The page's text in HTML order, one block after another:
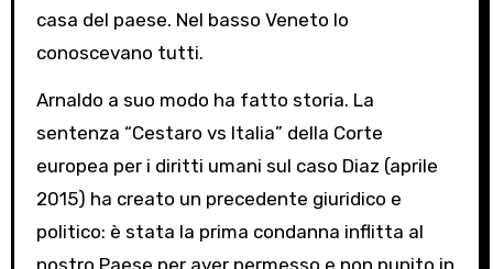
casa del paese. Nel basso Veneto lo
conoscevano tutti.
Arnaldo a suo modo ha fatto storia. La
sentenza “Cestaro vs Italia” della Corte
europea per i diritti umani sul caso Diaz (aprile
2015) ha creato un precedente giuridico e
politico: è stata la prima condanna inflitta al